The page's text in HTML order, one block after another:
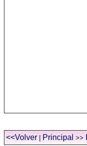
<<Volver Principal >>